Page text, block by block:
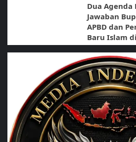
Dua Agenda
Jawaban
APBD dan
Baru Islam